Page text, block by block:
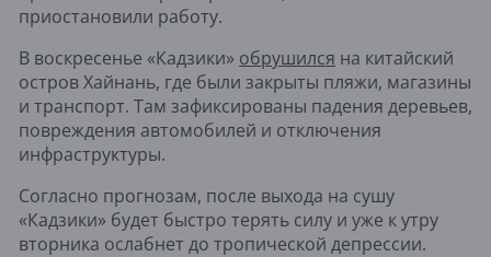
приостановили работу.
В воскресенье «Кадзики» обрушился на китайский
остров Хайнань, где были закрыты пляжи, магазины
и транспорт. Там зафиксированы падения деревьев,
повреждения автомобилей и отключения
инфраструктуры.
Согласно прогнозам, после выхода на сушу
«Кадзики» будет быстро терять силу и уже к утру
вторника ослабнет до тропической депрессии.